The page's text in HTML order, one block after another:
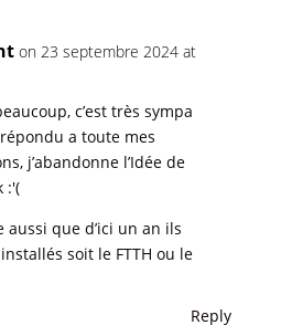
on 23 septembre 2024 at
c’est très sympa
répondu a toute mes
j’abandonne l’Idée de
:'(
aussi que d’ici un an ils
soit le FTTH ou le
Reply